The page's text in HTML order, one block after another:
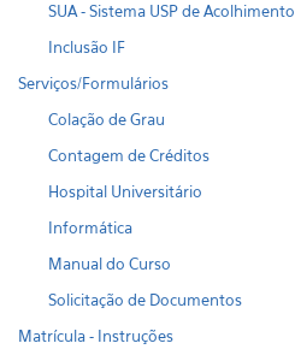
SUA - Sistema USP de Acolhimento
Inclusão IF
Serviços/Formulários
Colação de Grau
Contagem de Créditos
Hospital Universitário
Informática
Manual do Curso
Solicitação de Documentos
Matrícula - Instruções